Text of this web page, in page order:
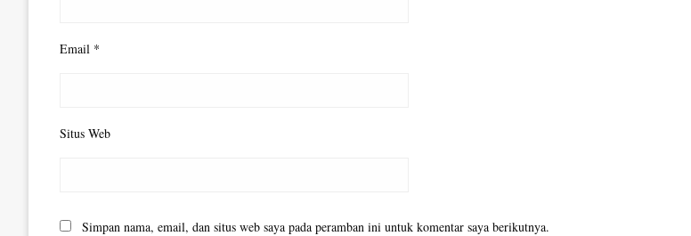
Email *
Situs Web
Simpan nama, email, dan situs web saya pada peramban ini untuk komentar saya berikutnya.